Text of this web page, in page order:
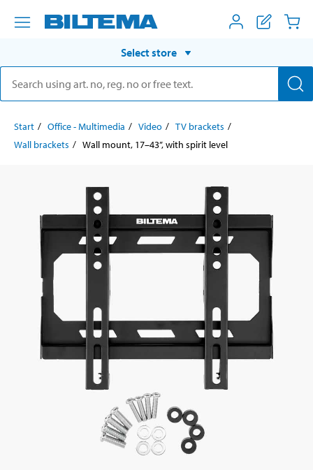
Select store
Start Office - Multimedia Video
TV brackets
Wall brackets
Wall mount, 17–43”, with spirit level